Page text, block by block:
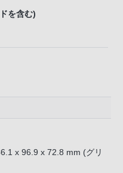
を含む)
x 96.9 x 72.8 mm (グリ